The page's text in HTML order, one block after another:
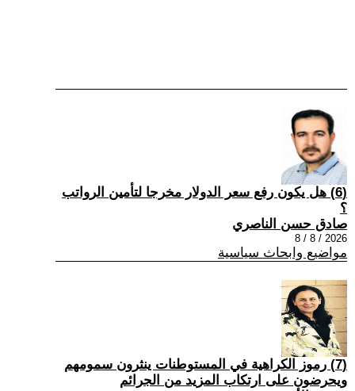
(6) هل يكون رفع سعر الدولار مخرجا لتأمين الرواتب
؟
صادق حسن الناصري
2026 / 8 / 8
مواضيع وابحاث سياسية
(7) رموز الكراهية في المستوطنات ينثرون سمومهم
ويحرضون على ارتكاب المزيد من الجرائم